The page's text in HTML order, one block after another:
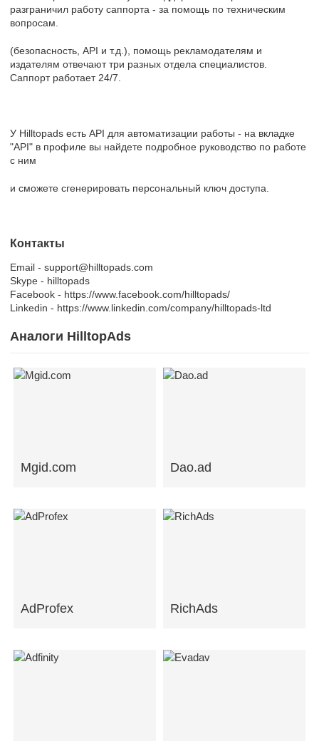
разграничил работу саппорта - за помощь по техническим
вопросам.
(безопасность, API и т.д.), помощь рекламодателям и
издателям отвечают три разных отдела специалистов.
Саппорт работает 24/7.
У Hilltopads есть API для автоматизации работы - на вкладке
"API" в профиле вы найдете подробное руководство по работе
с ним
и сможете сгенерировать персональный ключ доступа.
Контакты
Email - support@hilltopads.com
Skype - hilltopads
Facebook - https://www.facebook.com/hilltopads/
Linkedin - https://www.linkedin.com/company/hilltopads-ltd
Аналоги HilltopAds
Mgid.com Dao.ad
AdProfex RichAds